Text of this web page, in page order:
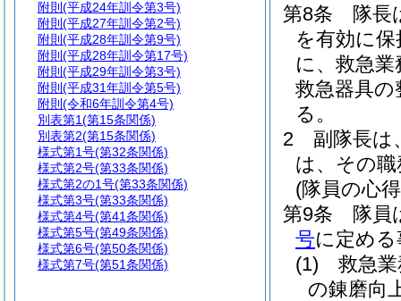
第8条
隊長
を有効に
に、救急
救急器具
る。
2
副隊長は
は、その
(隊員の心
第9条
隊員
号に定め
(1)
救急
の錬磨向
附則 (平成24年訓令第3号)
附則 (平成27年訓令第2号)
附則 (平成28年訓令第9号)
附則 (平成28年訓令第17号)
附則 (平成29年訓令第3号)
附則 (平成31年訓令第5号)
附則 (令和6年訓令第4号)
別表第1(第15条関係)
別表第2(第15条関係)
様式第1号(第32条関係)
様式第2号(第33条関係)
様式第2の1号(第33条関係)
様式第3号(第33条関係)
様式第4号(第41条関係)
様式第5号(第49条関係)
様式第6号(第50条関係)
様式第7号(第51条関係)